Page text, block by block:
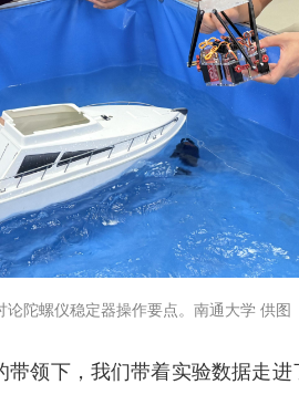
论陀螺仪稳定器操作要点。南通大学 供图
领下，我们带着实验数据走